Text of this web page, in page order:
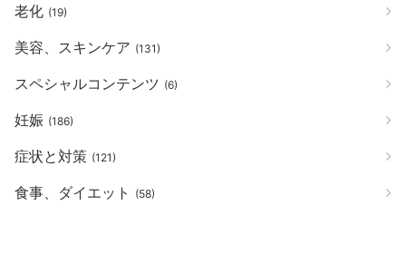
老化 (19)
美容、スキンケア (131)
スペシャルコンテンツ (6)
妊娠 (186)
症状と対策 (121)
食事、ダイエット (58)